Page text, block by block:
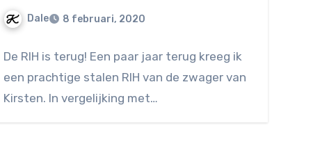
Dale 8 februari, 2020
reacties
De RIH is terug! Een paar jaar terug kreeg ik
een prachtige stalen RIH van de zwager van
Kirsten. In vergelijking met…